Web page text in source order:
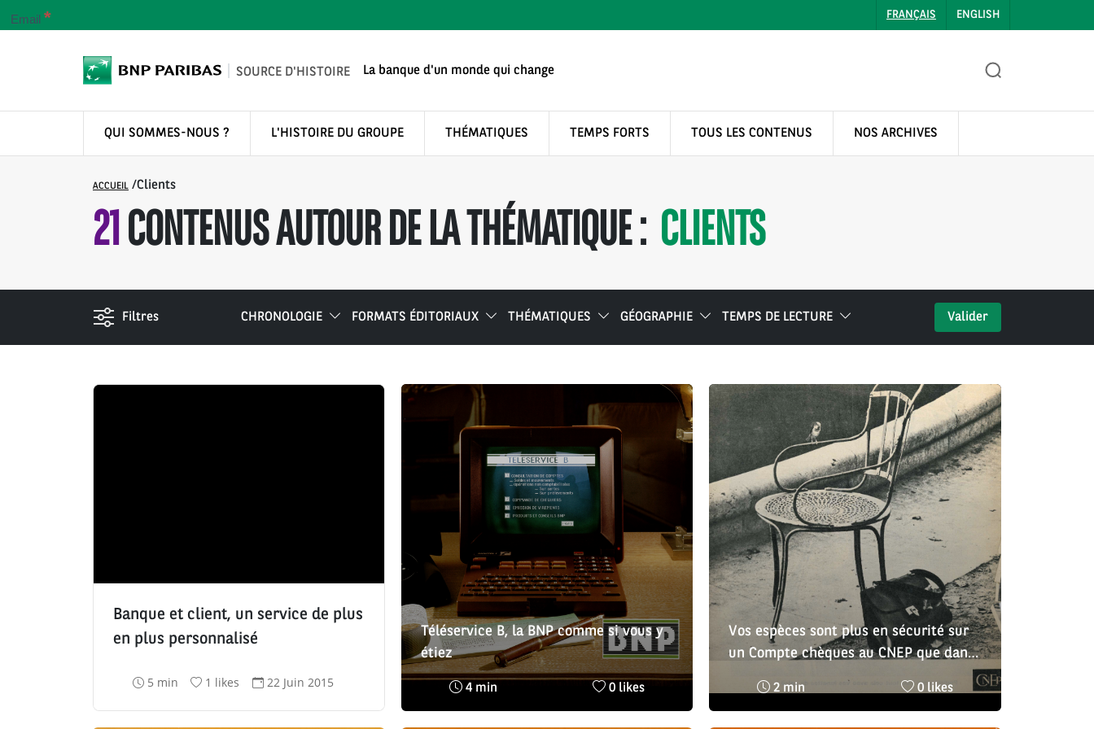
FRANÇAIS ENGLISH
SOURCE D'HISTOIRE La banque d'un monde qui change
QUI SOMMES-NOUS ? L'HISTOIRE DU GROUPE THÉMATIQUES TEMPS FORTS TOUS LES CONTENUS NOS ARCHIVES
ACCUEIL /Clients
21CONTENUS AUTOUR DE LA THÉMATIQUE : CLIENTS
Filtres CHRONOLOGIE FORMATS ÉDITORIAUX THÉMATIQUES GÉOGRAPHIE TEMPS DE LECTURE Valider
Banque et client, un service de plus
en plus personnalisé
T
m
5 min
N
m
1 likes
D
t
22 Juin 2015
Téléservice B, la BNP comme si vous y
étiez
Temps
4 min
Nombre
0 likes
Vos espèces sont plus en sécurité sur
un Compte chèques au CNEP que dans
Temps
2 min
Nombre
0 likes
Email *